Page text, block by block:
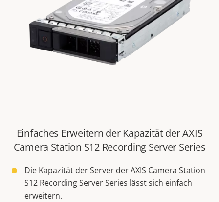
Einfaches Erweitern der Kapazität der AXIS
Camera Station S12 Recording Server Series
Die Kapazität der Server der AXIS Camera Station
S12 Recording Server Series lässt sich einfach
erweitern.